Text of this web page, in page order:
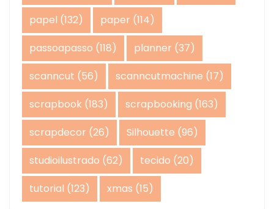
papel (132) paper (114)
passoapasso (118) planner (37)
scanncut (56) scanncutmachine (17)
scrapbook (183) scrapbooking (163)
scrapdecor (26) Silhouette (96)
studioilustrado (62) tecido (20)
tutorial (123) xmas (15)